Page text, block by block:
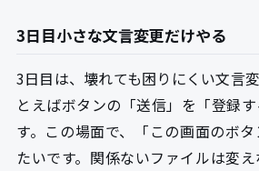
3日目小さな文言変更だけやる
3日目は、壊れても困りにくい文言
とえばボタンの「送信」を「登録
す。この場面で、「この画面のボ
たいです。関係ないファイルは変